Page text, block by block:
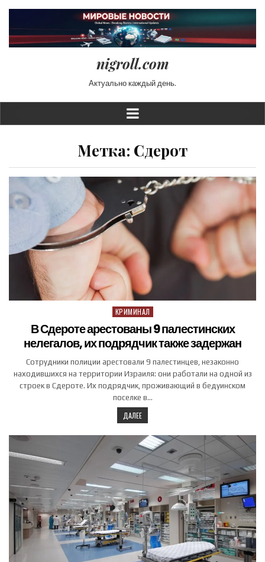
nigroll.com
Актуально каждый день.
Метка: Сдерот
Posted in
КРИМИНАЛ
В Сдероте арестованы 9 палестинских
нелегалов, их подрядчик также задержан
Сотрудники полиции арестовали 9 палестинцев, незаконно
находившихся на территории Израиля: они работали на одной из
строек в Сдероте. Их подрядчик, проживающий в бедуинском
поселке в…
ДАЛЕЕ